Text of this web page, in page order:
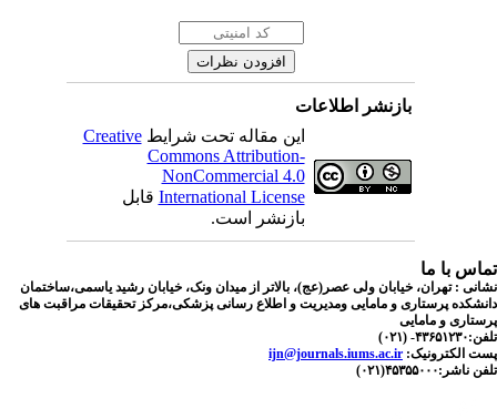
بازنشر اطلاعات
این مقاله تحت شرایطCreative
Commons Attribution-
NonCommercial 4.0
International Licenseقابل
بازنشر است.
با ما
: تهران، خیابان ولی عصر(عج)، بالاتر از میدان ونک، خیابان رشید یاسمی،ساختمان
پرستاری و مامایی ومدیریت و اطلاع رسانی پزشکی،مرکز تحقیقات مراقبت های
و مامایی
(۰۲۱)
الکترونیک:ijn@journals.iums.ac.ir